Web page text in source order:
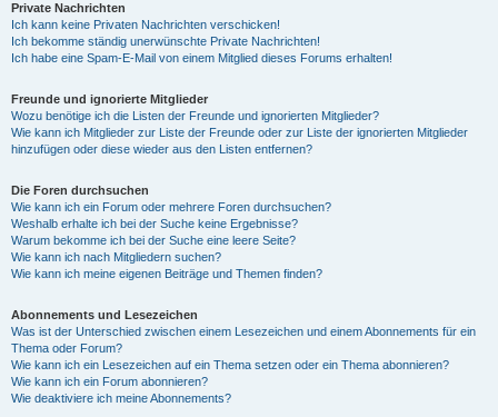
Private Nachrichten
Ich kann keine Privaten Nachrichten verschicken!
Ich bekomme ständig unerwünschte Private Nachrichten!
Ich habe eine Spam-E-Mail von einem Mitglied dieses Forums erhalten!
Freunde und ignorierte Mitglieder
Wozu benötige ich die Listen der Freunde und ignorierten Mitglieder?
Wie kann ich Mitglieder zur Liste der Freunde oder zur Liste der ignorierten Mitglieder
hinzufügen oder diese wieder aus den Listen entfernen?
Die Foren durchsuchen
Wie kann ich ein Forum oder mehrere Foren durchsuchen?
Weshalb erhalte ich bei der Suche keine Ergebnisse?
Warum bekomme ich bei der Suche eine leere Seite?
Wie kann ich nach Mitgliedern suchen?
Wie kann ich meine eigenen Beiträge und Themen finden?
Abonnements und Lesezeichen
Was ist der Unterschied zwischen einem Lesezeichen und einem Abonnements für ein
Thema oder Forum?
Wie kann ich ein Lesezeichen auf ein Thema setzen oder ein Thema abonnieren?
Wie kann ich ein Forum abonnieren?
Wie deaktiviere ich meine Abonnements?